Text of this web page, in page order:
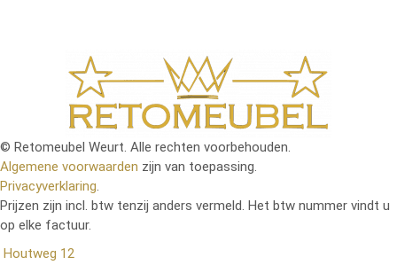
© Retomeubel Weurt. Alle rechten voorbehouden.
Algemene voorwaarden zijn van toepassing.
Privacyverklaring.
Prijzen zijn incl. btw tenzij anders vermeld. Het btw nummer vindt u
op elke factuur.
Houtweg 12